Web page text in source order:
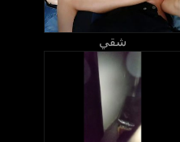
شقي